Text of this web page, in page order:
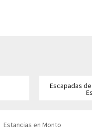
Escapadas
Estancias en Monto